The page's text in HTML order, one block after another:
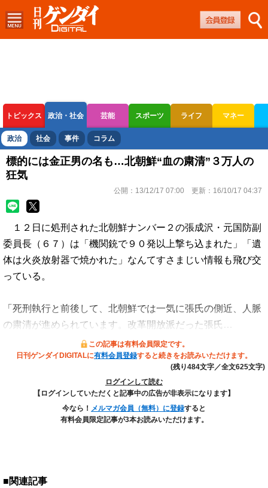
トピックス 政治・社会 芸能 スポーツ ライフ マネー
ボートレース 競輪 オートレース
政治 社会 事件 コラム
標的には金正男の名も…北朝鮮“血の粛清”３万人の
狂気
公開： 13/12/17 07:00 更新： 16/10/17 04:37
１２日に処刑された北朝鮮ナンバー２の張成沢・元国防副
委員長（６７）は「機関銃で９０発以上撃ち込まれた」「遺
体は火炎放射器で焼かれた」なんてすさまじい情報も飛び交
っている。
「死刑執行と前後して、北朝鮮では一気に張氏の側近、人脈
の粛清が進められています。改革開放派だった張氏…
この記事は有料会員限定です。
日刊ゲンダイDIGITALに有料会員登録すると続きをお読みいただけます。
(残り484文字／全文625文字)
ログインして読む
【ログインしていただくと記事中の広告が非表示になります】
今なら！ メルマガ会員（無料）に登録すると
有料会員限定記事が3本お読みいただけます。
■関連記事